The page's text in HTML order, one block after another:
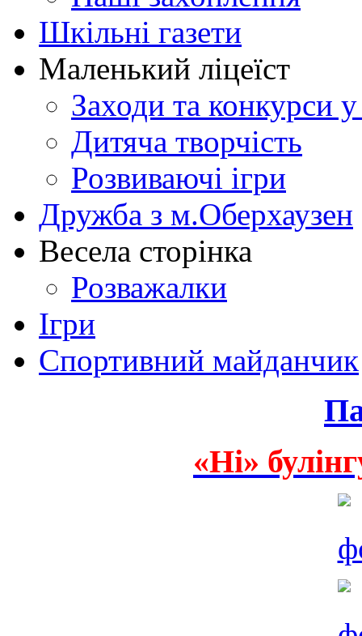
Шкільні газети
Маленький ліцеїст
Заходи та конкурси у
Дитяча творчість
Розвиваючі ігри
Дружба з м.Оберхаузен
Весела сторінка
Розважалки
Ігри
Спортивний майданчик
«Ні»